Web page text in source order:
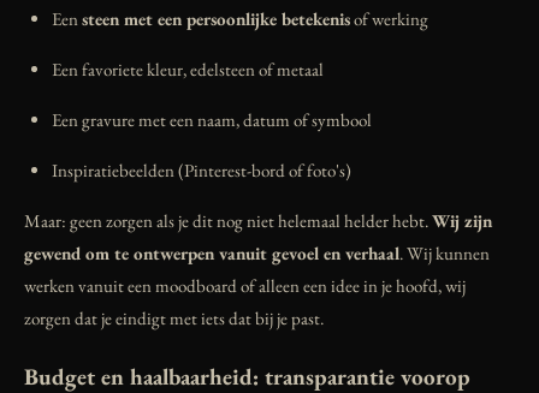
Eensteen met een persoonlijke betekenisof werking
Een favoriete kleur, edelsteen of metaal
Een gravure met een naam, datum of symbool
Inspiratiebeelden (Pinterest-bord of foto's)
Maar: geen zorgen als je dit nog niet helemaal helder hebt.Wij zijn
gewend om te ontwerpen vanuit gevoel en verhaal. Wij kunnen
werken vanuit een moodboard of alleen een idee in je hoofd, wij
zorgen dat je eindigt met iets dat bij je past.
Budget en haalbaarheid: transparantie voorop